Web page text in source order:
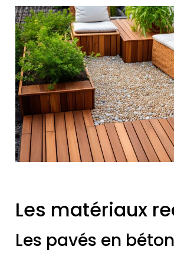
Les matériaux
Les pavés en